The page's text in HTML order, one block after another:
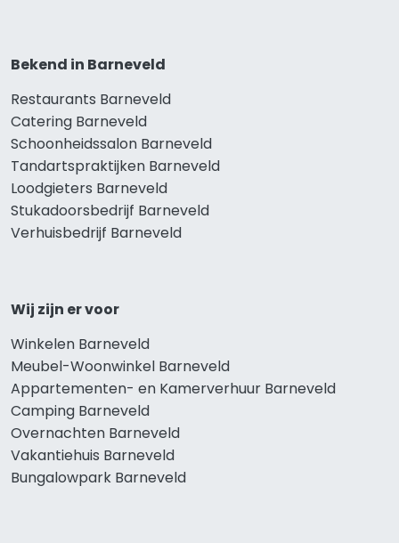
Bekend in Barneveld
Restaurants Barneveld
Catering Barneveld
Schoonheidssalon Barneveld
Tandartspraktijken Barneveld
Loodgieters Barneveld
Stukadoorsbedrijf Barneveld
Verhuisbedrijf Barneveld
Wij zijn er voor
Winkelen Barneveld
Meubel-Woonwinkel Barneveld
Appartementen- en Kamerverhuur Barneveld
Camping Barneveld
Overnachten Barneveld
Vakantiehuis Barneveld
Bungalowpark Barneveld